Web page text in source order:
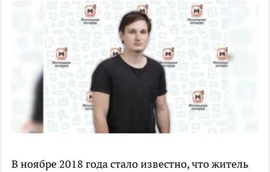
В ноябре 2018 года стало известно, что житель